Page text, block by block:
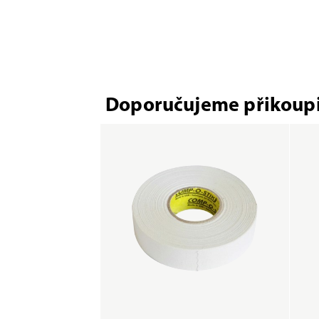
Doporučujeme